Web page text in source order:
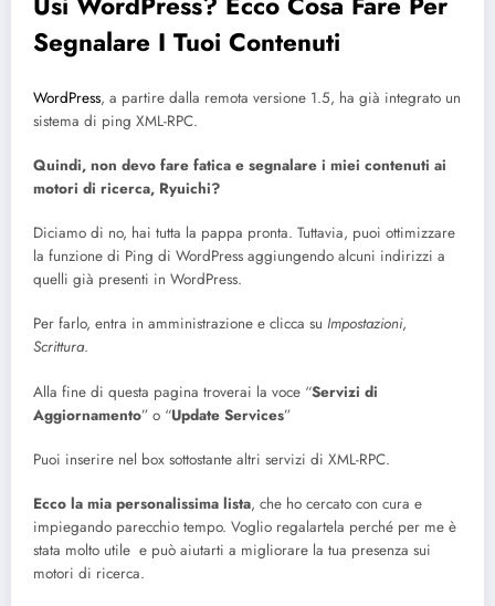
Segnalare I Tuoi Contenuti
WordPress, a partire dalla remota versione 1.5, ha già integrato un
sistema di ping XML-RPC.
Quindi, non devo fare fatica e segnalare i miei contenuti ai
motori di ricerca, Ryuichi?
Diciamo di no, hai tutta la pappa pronta. Tuttavia, puoi ottimizzare
la funzione di Ping di WordPress aggiungendo alcuni indirizzi a
quelli già presenti in WordPress.
Per farlo, entra in amministrazione e clicca su Impostazioni,
Scrittura.
Alla fine di questa pagina troverai la voce “Servizi di
Aggiornamento” o “Update Services”
Puoi inserire nel box sottostante altri servizi di XML-RPC.
Ecco la mia personalissima lista, che ho cercato con cura e
impiegando parecchio tempo. Voglio regalartela perché per me è
stata molto utile e può aiutarti a migliorare la tua presenza sui
motori di ricerca.